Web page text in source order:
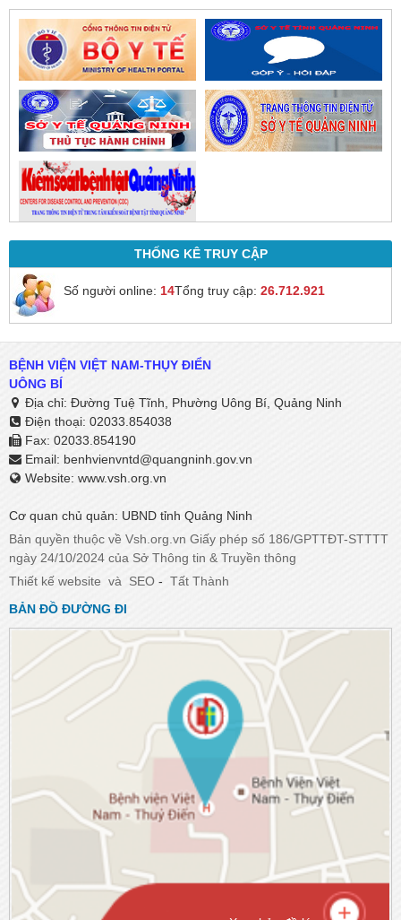
THỐNG KÊ TRUY CẬP
Số người online: 14Tổng truy cập: 26.712.921
BỆNH VIỆN VIỆT NAM-THỤY ĐIỂN
UÔNG BÍ
Địa chỉ: Đường Tuệ Tĩnh, Phường Uông Bí, Quảng Ninh
Điện thoại: 02033.854038
Fax: 02033.854190
Email: benhvienvntd@quangninh.gov.vn​​​​​​​
Website: www.vsh.org.vn
Cơ quan chủ quản: UBND tỉnh Quảng Ninh
Bản quyền thuộc về Vsh.org.vn Giấy phép số 186/GPTTĐT-STTTT
ngày 24/10/2024 của Sở Thông tin & Truyền thông
Thiết kế website và SEO - Tất Thành
BẢN ĐỒ ĐƯỜNG ĐI